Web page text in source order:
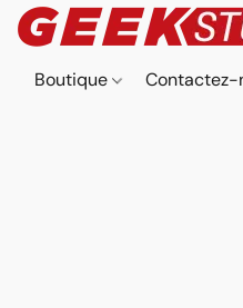
Boutique Contactez-